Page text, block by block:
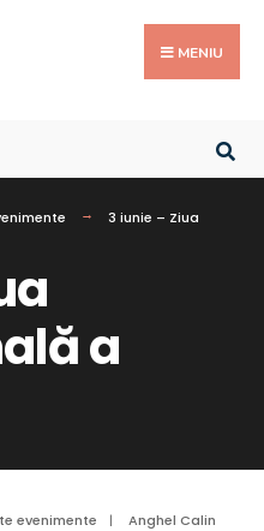
MENIU
3 iunie – Ziua
a
evenimente | Anghel Calin